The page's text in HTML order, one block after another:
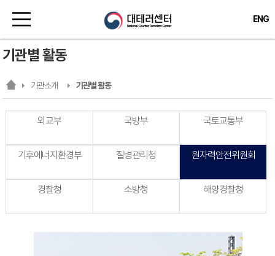
ENG
기관소개 기관별 활동
기관별 활동
외교부 국방부 국토교통부
기후에너지환경부 질병관리청 원자력안전위원회
경찰청 소방청 해양경찰청